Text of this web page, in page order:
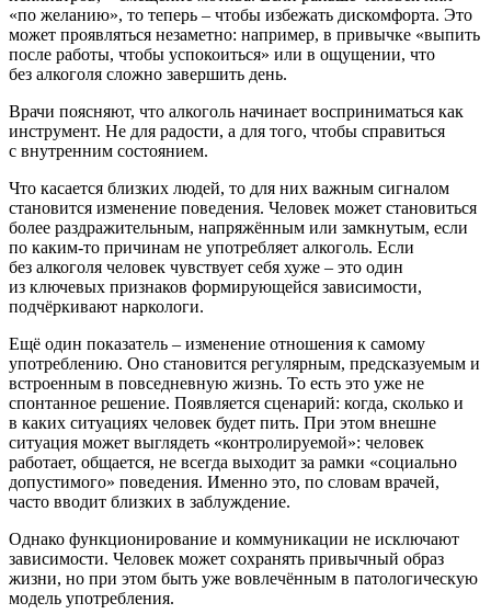
«по желанию», то теперь – чтобы избежать дискомфорта. Это
может проявляться незаметно: например, в привычке «выпить
после работы, чтобы успокоиться» или в ощущении, что
без алкоголя сложно завершить день.
Врачи поясняют, что алкоголь начинает восприниматься как
инструмент. Не для радости, а для того, чтобы справиться
с внутренним состоянием.
Что касается близких людей, то для них важным сигналом
становится изменение поведения. Человек может становиться
более раздражительным, напряжённым или замкнутым, если
по каким-то причинам не употребляет алкоголь. Если
без алкоголя человек чувствует себя хуже – это один
из ключевых признаков формирующейся зависимости,
подчёркивают наркологи.
Ещё один показатель – изменение отношения к самому
употреблению. Оно становится регулярным, предсказуемым и
встроенным в повседневную жизнь. То есть это уже не
спонтанное решение. Появляется сценарий: когда, сколько и
в каких ситуациях человек будет пить. При этом внешне
ситуация может выглядеть «контролируемой»: человек
работает, общается, не всегда выходит за рамки «социально
допустимого» поведения. Именно это, по словам врачей,
часто вводит близких в заблуждение.
Однако функционирование и коммуникации не исключают
зависимости. Человек может сохранять привычный образ
жизни, но при этом быть уже вовлечённым в патологическую
модель употребления.